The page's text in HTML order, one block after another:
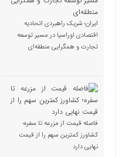
ایران؛ شریک راهبردی اتحادیه
اقتصادی اوراسیا در مسیر توسعه
تجارت و همگرایی منطقه‌ای
فاصله قیمت از مزرعه تا سفره؛
کشاورز کمترین سهم را از قیمت
نهایی دارد